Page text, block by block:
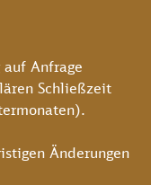
Anfrage
Schließzeit
Änderungen